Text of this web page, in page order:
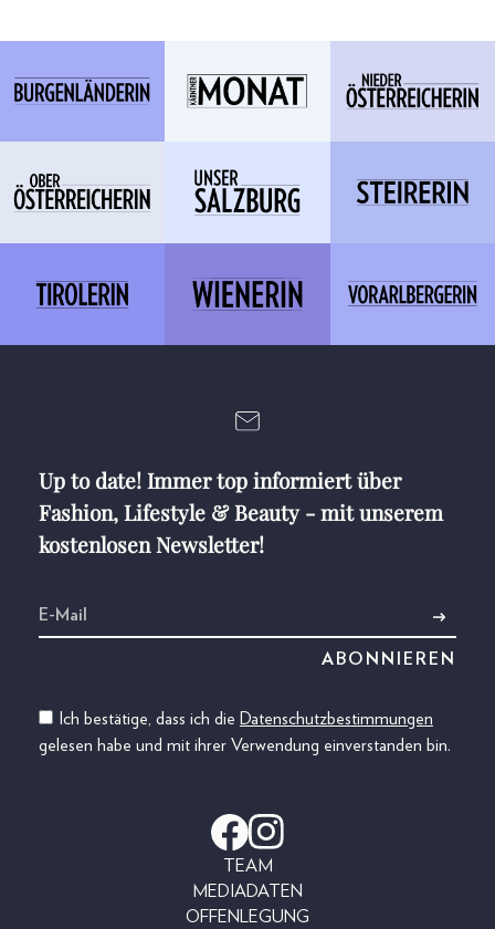
Up to date! Immer top informiert über
Fashion, Lifestyle & Beauty - mit unserem
kostenlosen Newsletter!
Ich bestätige, dass ich die Datenschutzbestimmungen
gelesen habe und mit ihrer Verwendung einverstanden bin.
TEAM
MEDIADATEN
OFFENLEGUNG